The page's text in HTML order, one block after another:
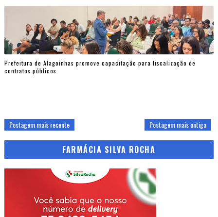
Prefeitura de Alagoinhas promove capacitação para fiscalização de
contratos públicos
Postagem mais recente Postagem mais antiga
FARMÁCIA SILVA ROCHA